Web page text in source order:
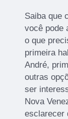
Saiba que
você pode
o que
primeira
André,
outras
ser
Nova
esclarecer